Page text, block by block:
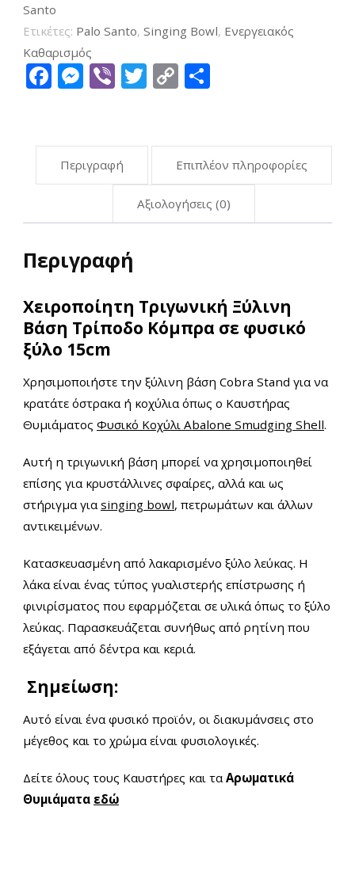
15cm
ποσότητα
Santo
Ετικέτες: Palo Santo, Singing Bowl, Ενεργειακός
Καθαρισμός
Facebook
Messenger
ViberTwitter
Copy
Περιγραφή Επιπλέον πληροφορίες
Αξιολογήσεις (0)
Περιγραφή
Χειροποίητη Τριγωνική Ξύλινη
Βάση Τρίποδο Κόμπρα σε φυσικό
ξύλο 15cm
Χρησιμοποιήστε την ξύλινη βάση Cobra Stand για να
κρατάτε όστρακα ή κοχύλια όπως ο Καυστήρας
Θυμιάματος Φυσικό Κοχύλι Abalone Smudging Shell.
Αυτή η τριγωνική βάση μπορεί να χρησιμοποιηθεί
επίσης για κρυστάλλινες σφαίρες, αλλά και ως
στήριγμα για singing bowl, πετρωμάτων και άλλων
αντικειμένων.
Κατασκευασμένη από λακαρισμένο ξύλο λεύκας. Η
λάκα είναι ένας τύπος γυαλιστερής επίστρωσης ή
φινιρίσματος που εφαρμόζεται σε υλικά όπως το ξύλο
λεύκας. Παρασκευάζεται συνήθως από ρητίνη που
εξάγεται από δέντρα και κεριά.
Σημείωση:
Αυτό είναι ένα φυσικό προϊόν, οι διακυμάνσεις στο
μέγεθος και το χρώμα είναι φυσιολογικές.
Δείτε όλους τους Καυστήρες και τα Αρωματικά
Θυμιάματα εδώ